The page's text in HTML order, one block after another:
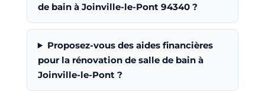
de bain à Joinville-le-Pont 94340 ?
Proposez-vous des aides financières
pour la rénovation de salle de bain à
Joinville-le-Pont ?